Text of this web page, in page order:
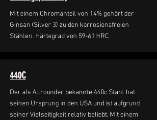
Mit einem Chromanteil von 14% gehört der
Ginsan (Silver 3) zu den korrosionsfreien
Stählen. Härtegrad von 59-61 HRC
440C
Der als Allrounder bekannte 440c Stahl hat
seinen Ursprung in den USA und ist aufgrund
seiner Vielseitigkeit relativ beliebt. Mit einem